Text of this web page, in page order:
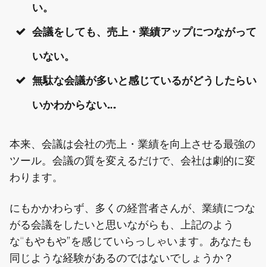
い。
会議をしても、売上・業績アップにつながって
いない。
無駄な会議が多いと感じているがどうしたらい
いかわからない…
本来、会議は会社の売上・業績を向上させる最強の
ツール。会議の質を変えるだけで、会社は劇的に変
わります。
にもかかわらず、多くの経営者さんが、業績につな
がる会議をしたいと思いながらも、上記のよう
な“もやもや”を感じていらっしゃいます。あなたも
同じような経験があるのではないでしょうか？